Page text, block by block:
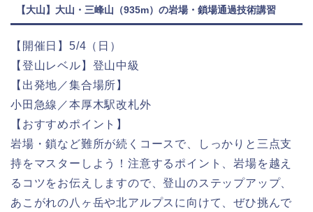
【大山】大山・三峰山（935m）の岩場・鎖場通過技術講習
【開催日】5/4（日）
【登山レベル】登山中級
【出発地／集合場所】
小田急線／本厚木駅改札外
【おすすめポイント】
岩場・鎖など難所が続くコースで、しっかりと三点支
持をマスターしよう！注意するポイント、岩場を越え
るコツをお伝えしますので、登山のステップアップ、
あこがれの八ヶ岳や北アルプスに向けて、ぜひ挑んで